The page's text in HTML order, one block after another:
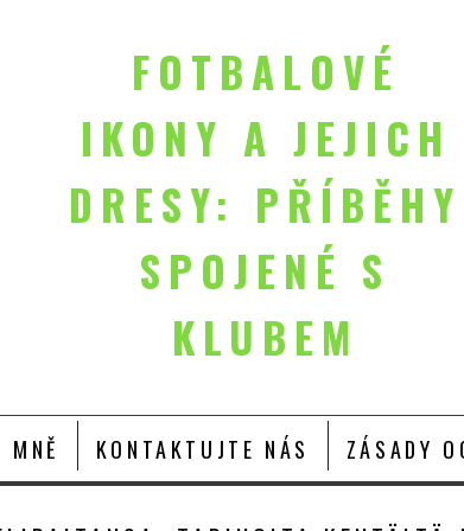
FOTBALOVÉ
IKONY A JEJICH
DRESY: PŘÍBĚHY
SPOJENÉ S
KLUBEM
MNĚ KONTAKTUJTE NÁS ZÁSADY